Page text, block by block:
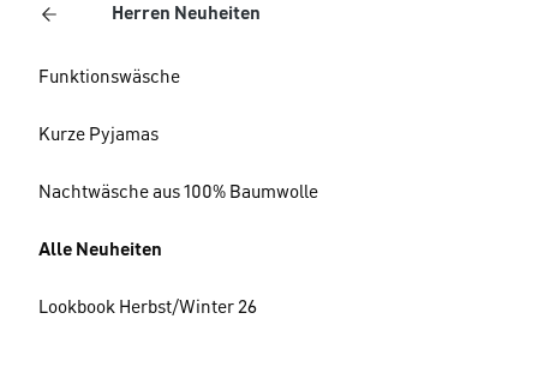
Herren Neuheiten
Funktionswäsche
Kurze Pyjamas
Nachtwäsche aus 100% Baumwolle
Alle Neuheiten
Lookbook Herbst/Winter 26